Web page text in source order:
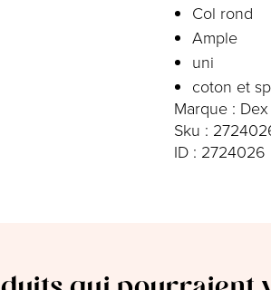
Col rond
Ample
uni
coton et
Marque : Dex
Sku :
ID : 2724026